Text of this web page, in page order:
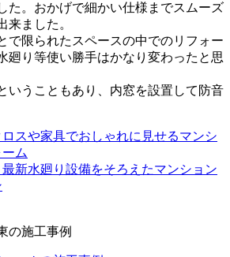
た。おかげで細かい仕様までスムーズ
来ました。
で限られたスペースの中でのリフォー
廻り等使い勝手はかなり変わったと思
いうこともあり、内窓を設置して防音
スや家具でおしゃれに見せるマンシ
ム
新水廻り設備をそろえたマンション
の施工事例